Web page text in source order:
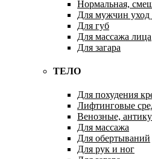
Нормальная,
Для мужчин уход
Для губ
Для массажа лица
Для загара
ТЕЛО
Для похудения
Лифтинговые
Венозные,
Для массажа
Для обертываний
Для рук и ног